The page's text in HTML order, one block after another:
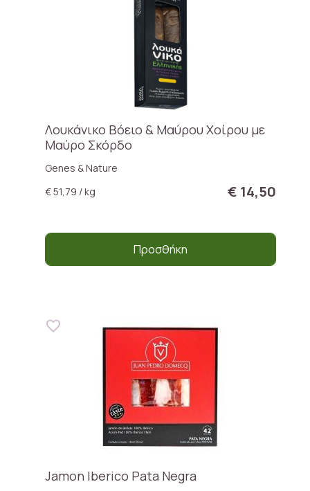
Λουκάνικο Βόειο & Μαύρου Χοίρου με
Μαύρο Σκόρδο
Genes & Nature
€ 51,79 / kg
€ 14,50
Προσθήκη
Jamon Iberico Pata Negra